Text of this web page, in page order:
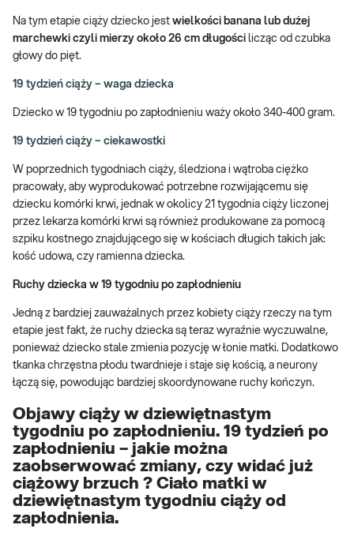
Na tym etapie ciąży dziecko jest wielkości banana lub dużej
marchewki czyli mierzy około 26 cm długości licząc od czubka
głowy do pięt.
19 tydzień ciąży – waga dziecka
Dziecko w 19 tygodniu po zapłodnieniu waży około 340-400 gram.
19 tydzień ciąży – ciekawostki
W poprzednich tygodniach ciąży, śledziona i wątroba ciężko
pracowały, aby wyprodukować potrzebne rozwijającemu się
dziecku komórki krwi, jednak w okolicy 21 tygodnia ciąży liczonej
przez lekarza komórki krwi są również produkowane za pomocą
szpiku kostnego znajdującego się w kościach długich takich jak:
kość udowa, czy ramienna dziecka.
Ruchy dziecka w 19 tygodniu po zapłodnieniu
Jedną z bardziej zauważalnych przez kobiety ciąży rzeczy na tym
etapie jest fakt, że ruchy dziecka są teraz wyraźnie wyczuwalne,
ponieważ dziecko stale zmienia pozycję w łonie matki. Dodatkowo
tkanka chrzęstna płodu twardnieje i staje się kością, a neurony
łączą się, powodując bardziej skoordynowane ruchy kończyn.
Objawy ciąży w dziewiętnastym
tygodniu po zapłodnieniu. 19 tydzień po
zapłodnieniu – jakie można
zaobserwować zmiany, czy widać już
ciążowy brzuch ? Ciało matki w
dziewiętnastym tygodniu ciąży od
zapłodnienia.